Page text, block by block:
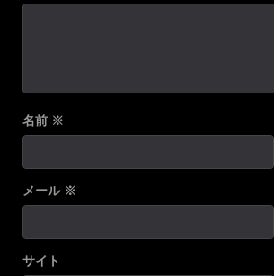
名前 ※
メール ※
サイト